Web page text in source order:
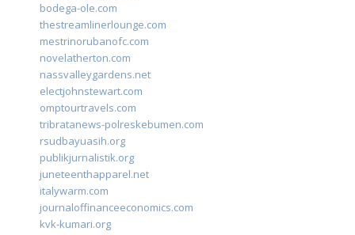
bodega-ole.com
thestreamlinerlounge.com
mestrinorubanofc.com
novelatherton.com
nassvalleygardens.net
electjohnstewart.com
omptourtravels.com
tribratanews-polreskebumen.com
rsudbayuasih.org
publikjurnalistik.org
juneteenthapparel.net
italywarm.com
journaloffinanceeconomics.com
kvk-kumari.org